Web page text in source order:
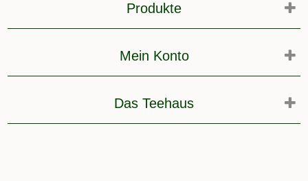
Produkte
Mein Konto
Das Teehaus